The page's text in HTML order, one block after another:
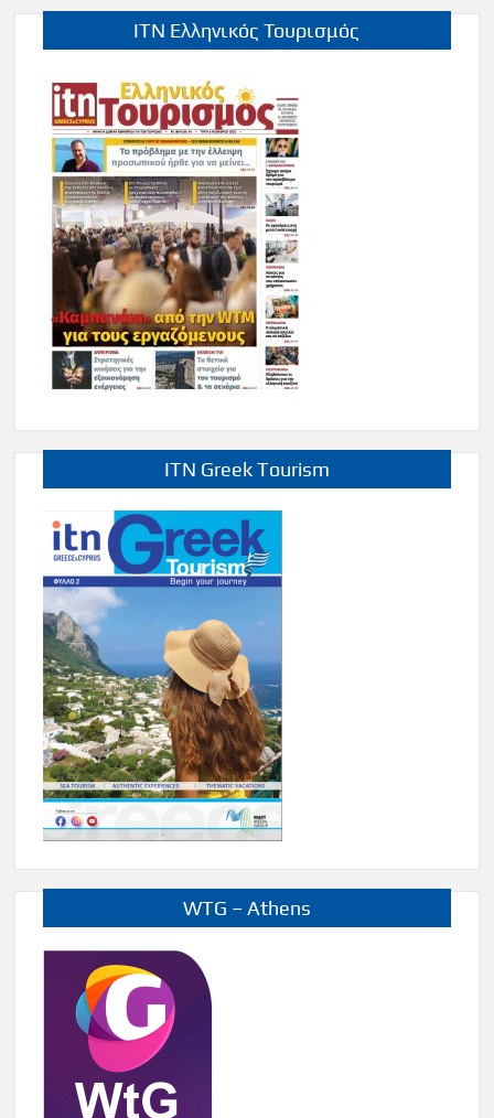
ITN Ελληνικός Τουρισμός
ITN Greek Tourism
WTG – Athens